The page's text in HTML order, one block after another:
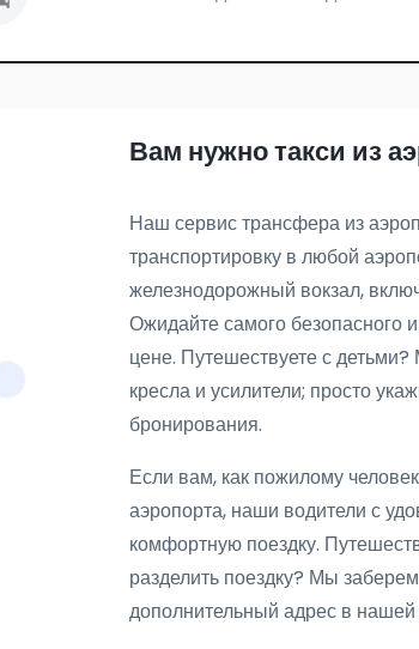
Вам нужно такси из
Наш сервис трансфера из
транспортировку в любой
железнодорожный вокзал,
Ожидайте самого безопасного
цене. Путешествуете с
кресла и усилители; просто
бронирования.
Если вам, как пожилому
аэропорта, наши водители с
комфортную поездку.
разделить поездку? Мы
дополнительный адрес в